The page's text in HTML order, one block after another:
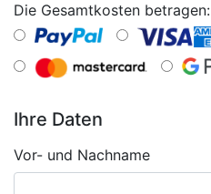
Die Gesamtkosten betragen:
Ihre Daten
Vor- und Nachname